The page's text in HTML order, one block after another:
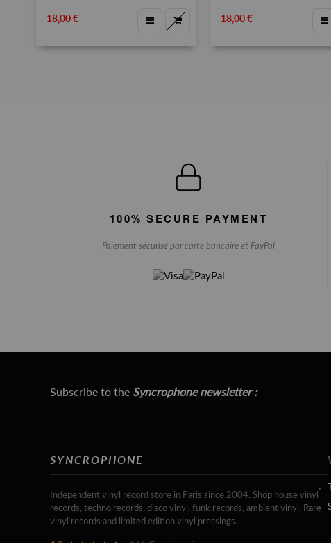
18,00 € 18,00 €
100% SECURE PAYMENT
Paiement sécurisé par carte bancaire et PayPal
Subscribe to the Syncrophone newsletter :
SYNCROPHONE
Independent vinyl record store in Paris since 2004. Shop house vinyl
records, techno records, disco vinyl, funk records, ambient vinyl. Rare
vinyl records and limited edition vinyl pressings.